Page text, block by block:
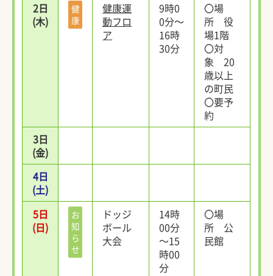
2日
(木)
健
康
健康運
動フロ
ア
9時0
0分～
16時
30分
〇場
所 役
場1階
〇対
象 20
歳以上
の町民
〇要予
約
3日
(金)
4日
(土)
5日
(日)
お
知
ら
せ
ドッジ
ボール
大会
14時
00分
～15
時00
分
〇場
所 公
民館